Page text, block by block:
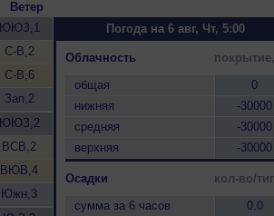
Ветер
ЮЮЗ,1
С-В,2
С-В,6
Зап,2
ЮЮЗ,2
ВСВ,2
ВЮВ,4
Южн,3
Погода на 6 авг, Чт, 5:00
Облачность
общая
0
нижняя
-30000
средняя
-30000
верхняя
-30000
Осадки
кол-во/
сумма за 6 часов
0.0